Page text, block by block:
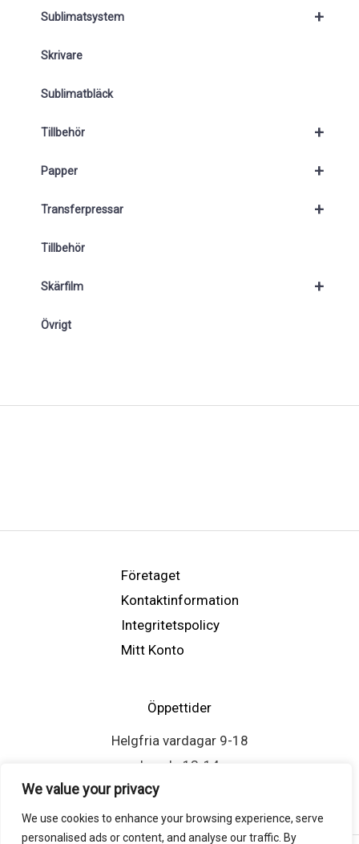
We value your privacy
We use cookies to enhance your browsing experience, serve
personalised ads or content, and analyse our traffic. By
+
Sublimatsystem
Skrivare
Sublimatbläck
+
Tillbehör
+
Papper
+
Transferpressar
Tillbehör
+
Skärfilm
Övrigt
Företaget
Kontaktinformation
Integritetspolicy
Mitt Konto
Öppettider
Helgfria vardagar 9-18
Lunch: 13-14